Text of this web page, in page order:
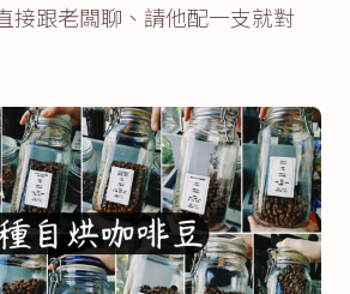
接跟老闆聊、請他配一支就對